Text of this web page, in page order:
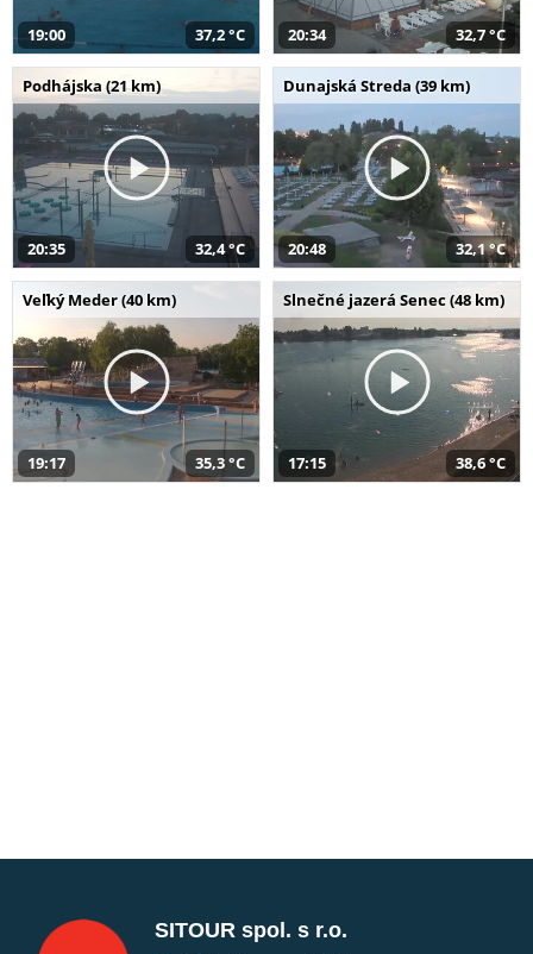
19:00 37,2 °C 20:34 32,7 °C
Podhájska (21 km)
20:35 32,4 °C
Dunajská Streda (39 km)
20:48 32,1 °C
Veľký Meder (40 km)
19:17 35,3 °C
Slnečné jazerá Senec (48 km)
17:15 38,6 °C
SITOUR spol. s r.o.